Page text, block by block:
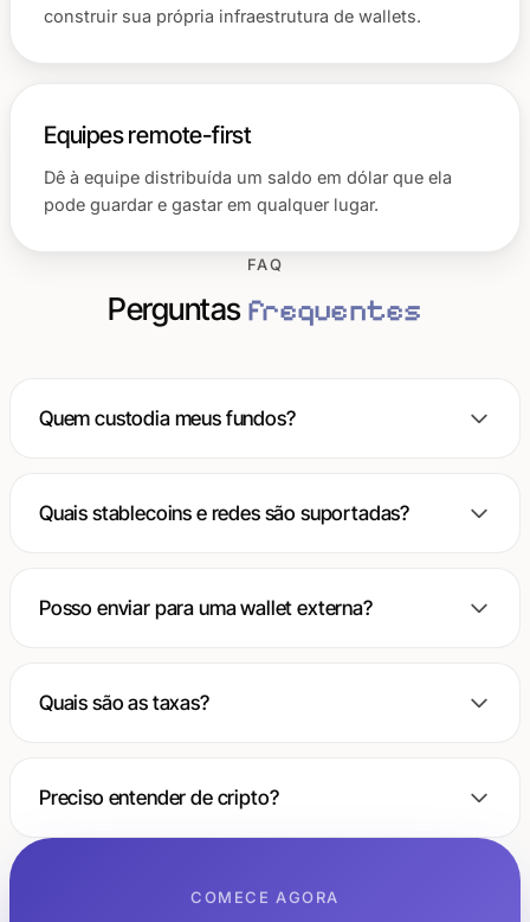
construir sua própria infraestrutura de wallets.
Equipes remote-first
Dê à equipe distribuída um saldo em dólar que ela
pode guardar e gastar em qualquer lugar.
FAQ
Perguntasfrequentes
Quem custodia meus fundos?
Quais stablecoins e redes são suportadas?
Posso enviar para uma wallet externa?
Quais são as taxas?
Preciso entender de cripto?
COMECE AGORA